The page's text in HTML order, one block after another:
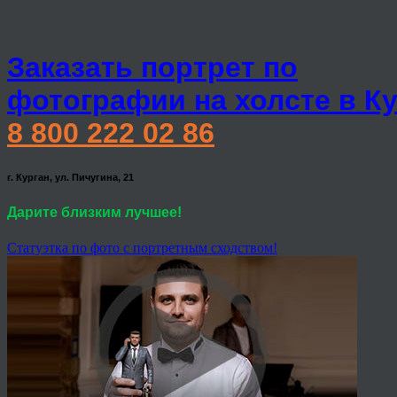
Заказать портрет по
фотографии на холсте в
8 800 222 02 86
г. Курган, ул. Пичугина, 21
Дарите близким лучшее!
Статуэтка по фото с портретным сходством!